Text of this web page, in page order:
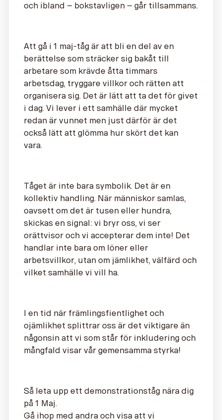
och ibland – bokstavligen – går tillsammans.
Att gå i 1 maj-tåg är att bli en del av en
berättelse som sträcker sig bakåt till
arbetare som krävde åtta timmars
arbetsdag, tryggare villkor och rätten att
organisera sig. Det är lätt att ta det för givet
i dag. Vi lever i ett samhälle där mycket
redan är vunnet men just därför är det
också lätt att glömma hur skört det kan
vara.
Tåget är inte bara symbolik. Det är en
kollektiv handling. När människor samlas,
oavsett om det är tusen eller hundra,
skickas en signal: vi bryr oss, vi ser
orättvisor och vi accepterar dem inte! Det
handlar inte bara om löner eller
arbetsvillkor, utan om jämlikhet, välfärd och
vilket samhälle vi vill ha.
I en tid när främlingsfientlighet och
ojämlikhet splittrar oss är det viktigare än
någonsin att vi som står för inkludering och
mångfald visar vår gemensamma styrka!
Så leta upp ett demonstrationståg nära dig
på 1 Maj.
Gå ihop med andra och visa att vi